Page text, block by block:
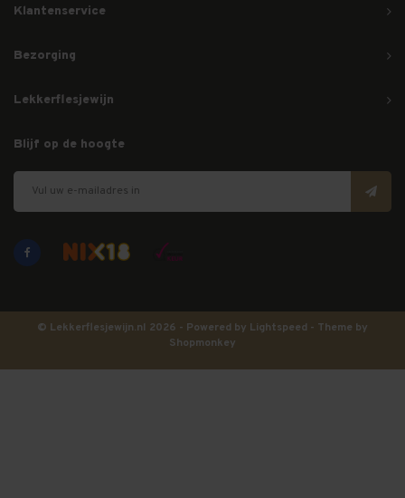
Klantenservice
Bezorging
Lekkerflesjewijn
Blijf op de hoogte
© Lekkerflesjewijn.nl 2026 - Powered by Lightspeed - Theme by
Shopmonkey